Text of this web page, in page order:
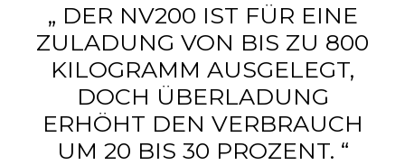
„ DER NV200 IST FÜR EINE
ZULADUNG VON BIS ZU 800
KILOGRAMM AUSGELEGT,
DOCH ÜBERLADUNG
ERHÖHT DEN VERBRAUCH
UM 20 BIS 30 PROZENT. “